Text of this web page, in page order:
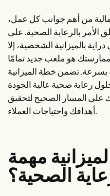
مقارنة
أدلة التطبيقات
رموز التصنيف الدولي للأمراض
Procedure Codes
قالب سوبربل
قالب ملاحظة SOAP
قالب خطة العلاج
Informed Consent Form
Social Work Treatment Plans
DAR Note Template
Training Hub
Webinars
Switch to Carepatron
Become a Partner
من أهم جوانب كل عمل،
الأمر بالرعاية الصحية. على
بالميزانية الشخصية، إلا
هو ملعب جديد تمامًا
بسرعة. تضمن خطة الميزانية
رعاية صحية عالية الجودة
على المسار الصحيح لتحقيق
أهدافك واحتياجات العملاء.
مهمة
الصحية؟